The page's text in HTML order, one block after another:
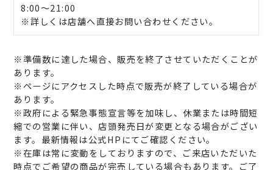
8:00～21:00
※詳しくは店舗へ直接お問い合わせください。
※準備数に達した場合、販売を終了させていただくことが
あります。
※ページにアクセスした時点で販売が終了している場合が
あります。
※政府による緊急事態宣言等を加味し、休業または時間短
縮での営業に伴い、店頭発売日が変更となる場合がござい
ます。最新情報は公式HPにてご確認ください。
※在庫は常に変動をしておりますので、ご来店いただいた
時点でご希望の商品が完売している場合もあります。ご了